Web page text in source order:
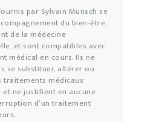
par Sylvain Munsch se
du bien-être,
de la médecine
et sont compatibles avec
médical en cours. Ils ne
se substituer, altérer ou
traitements médicaux
ne justifient en aucune
d’un traitement